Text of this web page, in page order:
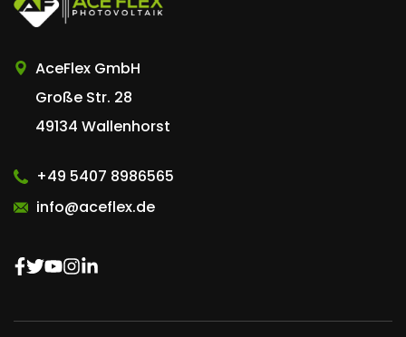
AceFlex GmbH
Große Str. 28
49134 Wallenhorst
+49 5407 8986565
info@aceflex.de